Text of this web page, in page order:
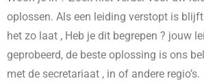
oplossen. Als een leiding verstopt is
het zo laat , Heb je dit begrepen ? jouw
geprobeerd, de beste oplossing is ons
met de secretariaat , in of andere regio’s.